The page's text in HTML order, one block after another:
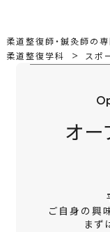
柔道整復師・鍼灸師の
柔道整復学科
スポ
オー
ご自身の興
まず